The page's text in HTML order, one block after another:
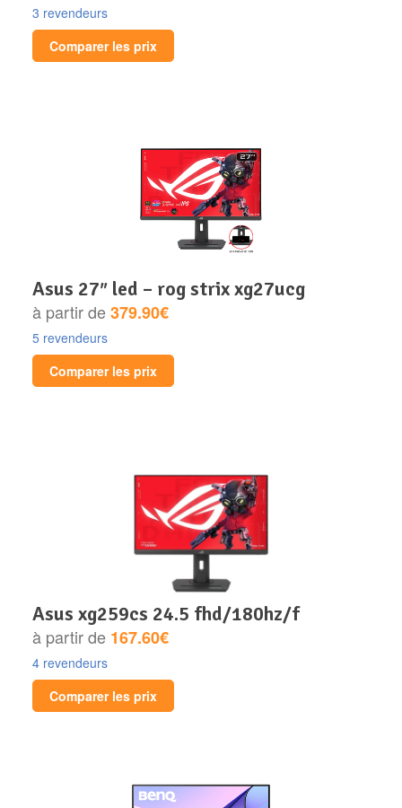
3 revendeurs
Comparer les prix
asus 27″ led – rog strix xg27ucg
à partir de379.90€
5 revendeurs
Comparer les prix
asus xg259cs 24.5 fhd/180hz/f
à partir de 167.60€
4 revendeurs
Comparer les prix